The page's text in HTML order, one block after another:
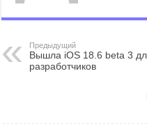
Предыдущий
Вышла iOS 18.6 beta 3
разработчиков